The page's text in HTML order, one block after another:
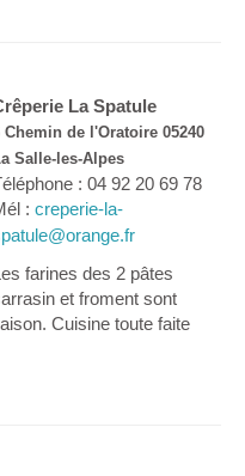
La Spatule
Chemin de l'Oratoire 05240
Salle-les-Alpes
: 04 92 20 69 78
: creperie-la-
farines des 2 pâtes
et froment sont
Cuisine toute faite